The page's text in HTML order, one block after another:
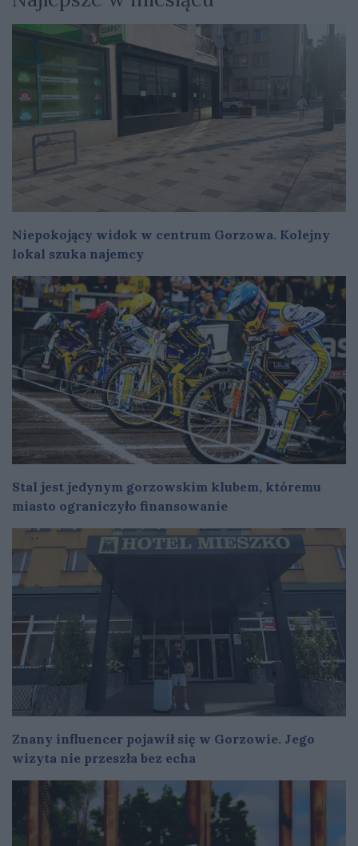
Niepokojący widok w centrum Gorzowa. Kolejny
lokal szuka najemcy
Stal jest jedynym gorzowskim klubem, któremu
miasto ograniczyło finansowanie
Znany influencer pojawił się w Gorzowie. Jego
wizyta nie przeszła bez echa